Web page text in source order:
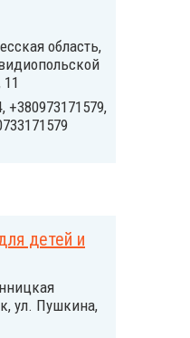
область,
+380973171579,
детей и
ул. Пушкина,